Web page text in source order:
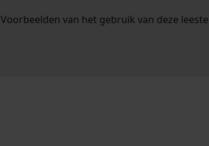
Voorbeelden van het gebruik van deze